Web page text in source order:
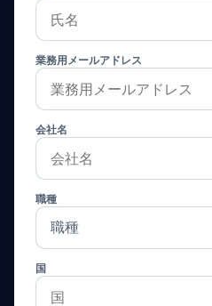
業務用メールアドレス
会社名
職種
国